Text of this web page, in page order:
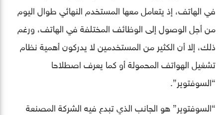
في الهاتف، إذ يتعامل معها المستخدم النهائي طوال اليوم
من أجل الوصول إلى الوظائف المختلفة في الهاتف، ورغم
ذلك، إلا أن الكثير من المستخدمين لا يدركون أهمية نظام
تشغيل الهواتف المحمولة أو كما يعرف اصطلاحا
“السوفتوير”.
“السوفتوير” هو الجانب الذي تبدع فيه الشركة المصنعة